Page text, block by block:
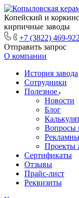
Копейский и
кирпичные заводы
+7 (3822) 469-922
Отправить запрос
О компании
История завода
Сотрудники
Полезное
Новости
Блог
Вопросы
Проекты
Сертификаты
Отзывы
Прайс-лист
Реквизиты